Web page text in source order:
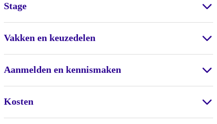
Stage
Vakken en keuzedelen
Aanmelden en kennismaken
Kosten